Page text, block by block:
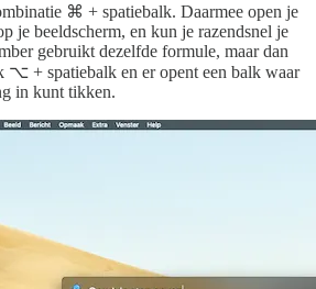
⌘ + spatiebalk. Daarmee open je
je beeldscherm, en kun je razendsnel je
gebruikt dezelfde formule, maar dan
⌥ + spatiebalk en er opent een balk waar
in kunt tikken.